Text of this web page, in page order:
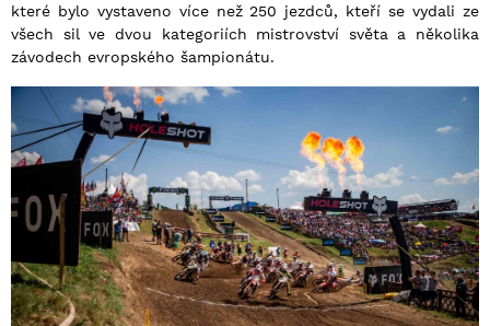
které bylo vystaveno více než 250 jezdců, kteří se vydali ze
všech sil ve dvou kategoriích mistrovství světa a několika
závodech evropského šampionátu.